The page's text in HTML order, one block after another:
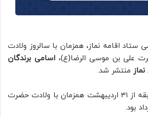
ستاد اقامه نماز، همزمان با سالروز ولادت
علی بن موسی الرضا(ع)،اسامی برندگان
منتشر شد.
مهلت شرکت در مسابقه از ۳۱ اردیبهشت همزمان با ولادت حضرت